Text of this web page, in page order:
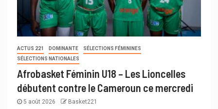
ACTUS 221 DOMINANTE
SÉLECTIONS FÉMININES
SÉLECTIONS NATIONALES
Afrobasket Féminin U18 – Les Lioncelles
débutent contre le Cameroun ce mercredi
5 août 2026 Basket221